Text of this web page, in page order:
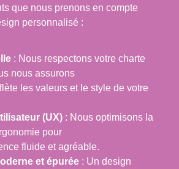
que nous prenons en compte
personnalisé :
: Nous respectons votre charte
nous assurons
les valeurs et le style de votre
(UX) : Nous optimisons la
pour
fluide et agréable.
et épurée : Un design